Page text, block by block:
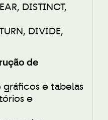
DISTINCT,
DIVIDE,
de
gráficos e tabelas
e